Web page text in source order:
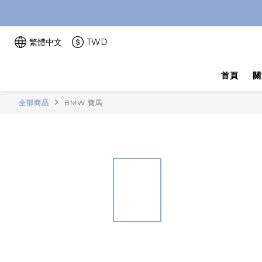
繁體中文 TWD
首頁
全部商品 BMW 寶馬